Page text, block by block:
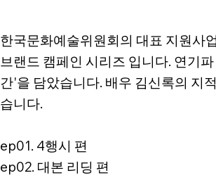
한국문화예술위원회의 대표 지원사
브랜드 캠페인 시리즈 입니다. 연기
간'을 담았습니다. 배우 김신록의 지
습니다.
ep01. 4행시 편
ep02. 대본 리딩 편